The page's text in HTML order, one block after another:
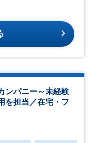
ンパニー～未経験
を担当／在宅・フ